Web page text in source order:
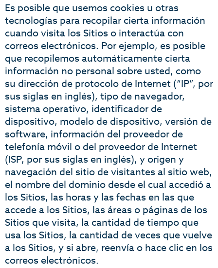
Es posible que usemos cookies u otras
tecnologías para recopilar cierta información
cuando visita los Sitios o interactúa con
correos electrónicos. Por ejemplo, es posible
que recopilemos automáticamente cierta
información no personal sobre usted, como
su dirección de protocolo de Internet (“IP”, por
sus siglas en inglés), tipo de navegador,
sistema operativo, identificador de
dispositivo, modelo de dispositivo, versión de
software, información del proveedor de
telefonía móvil o del proveedor de Internet
(ISP, por sus siglas en inglés), y origen y
navegación del sitio de visitantes al sitio web,
el nombre del dominio desde el cual accedió a
los Sitios, las horas y las fechas en las que
accede a los Sitios, las áreas o páginas de los
Sitios que visita, la cantidad de tiempo que
usa los Sitios, la cantidad de veces que vuelve
a los Sitios, y si abre, reenvía o hace clic en los
correos electrónicos.